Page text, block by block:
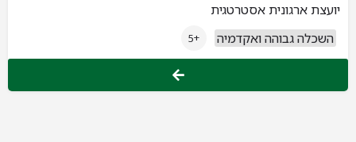
יועצת ארגונית אסטרטגית
השכלה גבוהה ואקדמיה
+5